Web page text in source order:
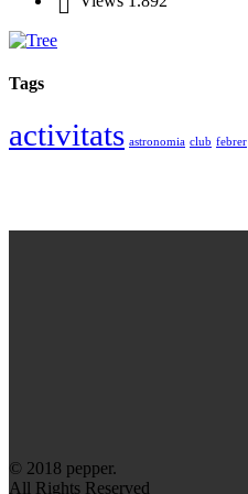
Tags
activitats astronomia club febrer
© 2018 pepper.
All Rights Reserved